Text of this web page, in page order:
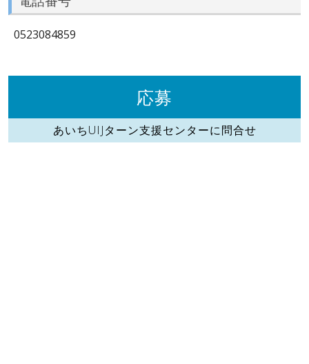
0523084859
応募
あいちUIJターン支援センターに問合せ